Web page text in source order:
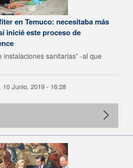
en Temuco: necesitaba más
inicié este proceso de
instalaciones sanitarias” -al que
10 Junio, 2019 - 16:28